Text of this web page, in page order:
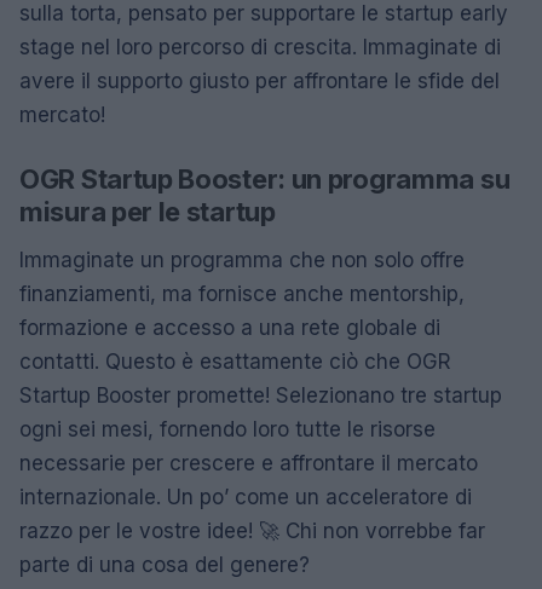
sulla torta, pensato per supportare le startup early
stage nel loro percorso di crescita. Immaginate di
avere il supporto giusto per affrontare le sfide del
mercato!
OGR Startup Booster: un programma su
misura per le startup
Immaginate un programma che non solo offre
finanziamenti, ma fornisce anche mentorship,
formazione e accesso a una rete globale di
contatti. Questo è esattamente ciò che OGR
Startup Booster promette! Selezionano tre startup
ogni sei mesi, fornendo loro tutte le risorse
necessarie per crescere e affrontare il mercato
internazionale. Un po’ come un acceleratore di
razzo per le vostre idee! 🚀 Chi non vorrebbe far
parte di una cosa del genere?